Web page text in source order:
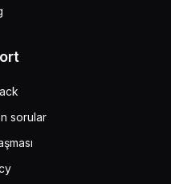
sorular